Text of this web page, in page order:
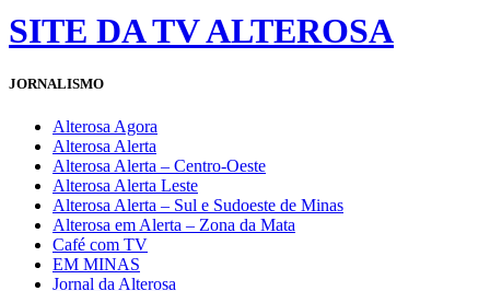
SITE DA TV ALTEROSA
JORNALISMO
Alterosa Agora
Alterosa Alerta
Alterosa Alerta – Centro-Oeste
Alterosa Alerta Leste
Alterosa Alerta – Sul e Sudoeste de Minas
Alterosa em Alerta – Zona da Mata
Café com TV
EM MINAS
Jornal da Alterosa